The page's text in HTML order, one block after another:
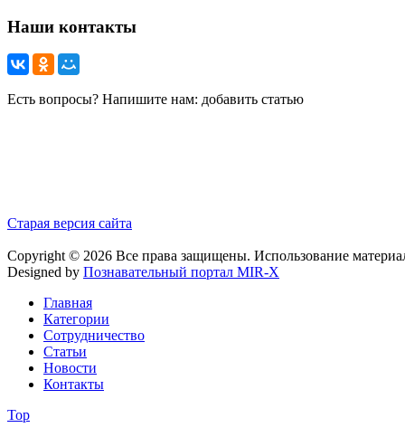
Наши контакты
Есть вопросы? Напишите нам: добавить статью
Старая версия сайта
Copyright © 2026 Все права защищены. Использование
Designed by Познавательный портал MIR-X
Главная
Категории
Сотрудничество
Статьи
Новости
Контакты
Top